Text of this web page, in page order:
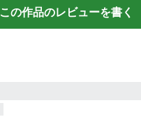
この作品のレビューを書く